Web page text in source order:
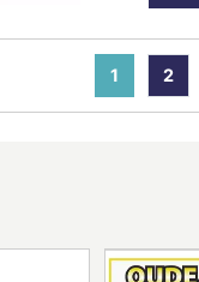
1 2